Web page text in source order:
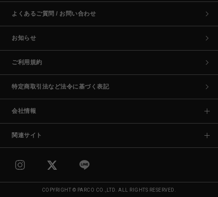
よくあるご質問 / お問い合わせ
お知らせ
ご利用規約
特定商取引法など法令に基づく表記
会社情報
関連サイト
COPYRIGHT © PARCO CO.,LTD. ALL RIGHTS RESERVED.